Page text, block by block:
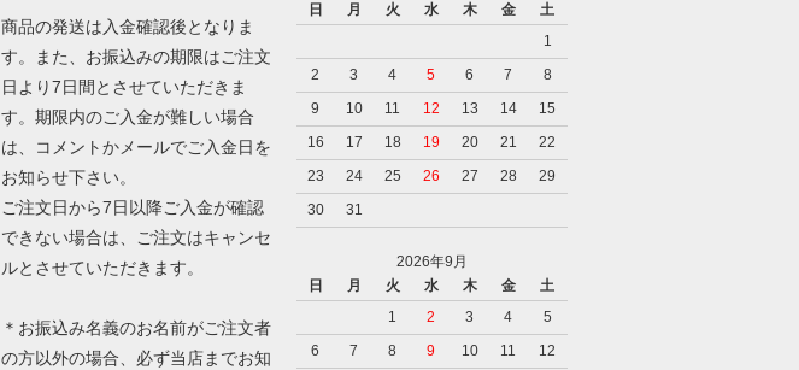
商品の発送は入金確認後となりま
す。また、お振込みの期限はご注文
日より7日間とさせていただきま
す。期限内のご入金が難しい場合
は、コメントかメールでご入金日を
お知らせ下さい。
ご注文日から7日以降ご入金が確認
できない場合は、ご注文はキャンセ
ルとさせていただきます。
＊お振込み名義のお名前がご注文者
の方以外の場合、必ず当店までお知
日
月 火 水 木 金
土
1
2
3 4 5 6 7
8
9
10 11 12 13 14
15
16
17 18 19 20 21
22
23
24 25 26 27 28
29
30
31
2026年9月
日
月 火 水 木 金
土
1
2 3 4
5
6
7 8 9 10 11
12